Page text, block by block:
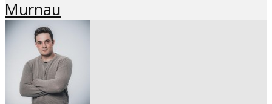
Murnau